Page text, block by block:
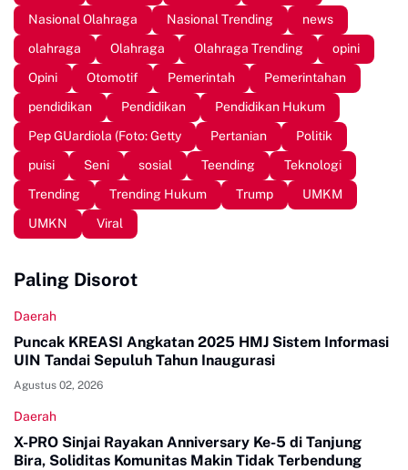
Nasional Olahraga
Nasional Trending
news
olahraga
Olahraga Olahraga Trending
opini
Opini
Otomotif Pemerintah
Pemerintahan
pendidikan
Pendidikan
Pendidikan Hukum
Pep GUardiola (Foto: Getty
Pertanian
Politik
puisi
Seni sosial Teending
Teknologi
Trending
Trending Hukum Trump
UMKM
UMKN
Viral
Paling Disorot
Daerah
Puncak KREASI Angkatan 2025 HMJ Sistem Informasi
UIN Tandai Sepuluh Tahun Inaugurasi
Agustus 02, 2026
Daerah
X-PRO Sinjai Rayakan Anniversary Ke-5 di Tanjung
Bira, Soliditas Komunitas Makin Tidak Terbendung